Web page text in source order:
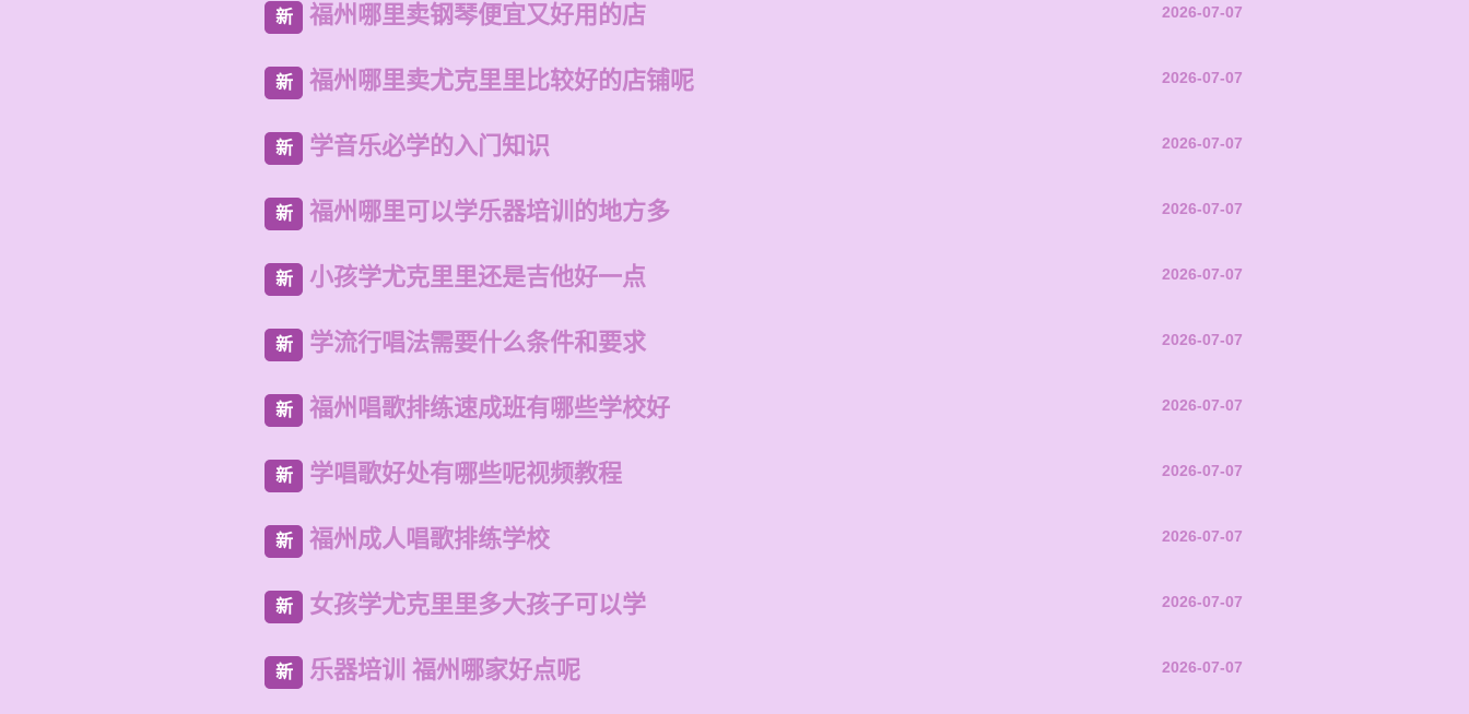
新 福州哪里卖钢琴便宜又好用的店 2026-07-07
新 福州哪里卖尤克里里比较好的店铺呢 2026-07-07
新 学音乐必学的入门知识 2026-07-07
新 福州哪里可以学乐器培训的地方多 2026-07-07
新 小孩学尤克里里还是吉他好一点 2026-07-07
新 学流行唱法需要什么条件和要求 2026-07-07
新 福州唱歌排练速成班有哪些学校好 2026-07-07
新 学唱歌好处有哪些呢视频教程 2026-07-07
新 福州成人唱歌排练学校 2026-07-07
新 女孩学尤克里里多大孩子可以学 2026-07-07
新 乐器培训 福州哪家好点呢 2026-07-07